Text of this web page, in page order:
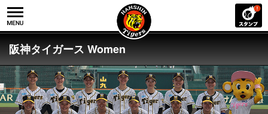
阪神タイガース Women